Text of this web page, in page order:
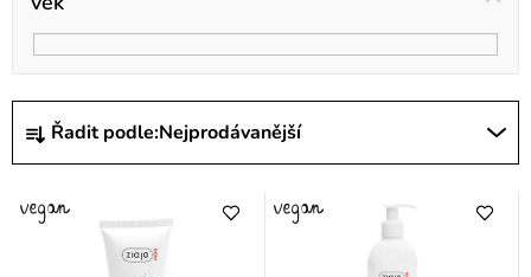
Ř
a
e
Řadit podle:Nejprodávanější